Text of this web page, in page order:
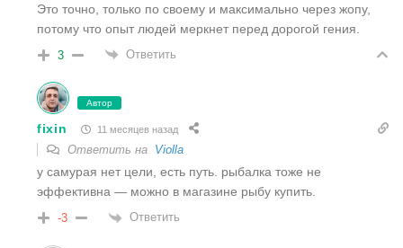
Это точно, только по своему и максимально через жопу,
потому что опыт людей меркнет перед дорогой гения.
3 Ответить
Автор
fixin 11 месяцев назад
Ответить на Violla
у самурая нет цели, есть путь. рыбалка тоже не
эффективна — можно в магазине рыбу купить.
-3 Ответить